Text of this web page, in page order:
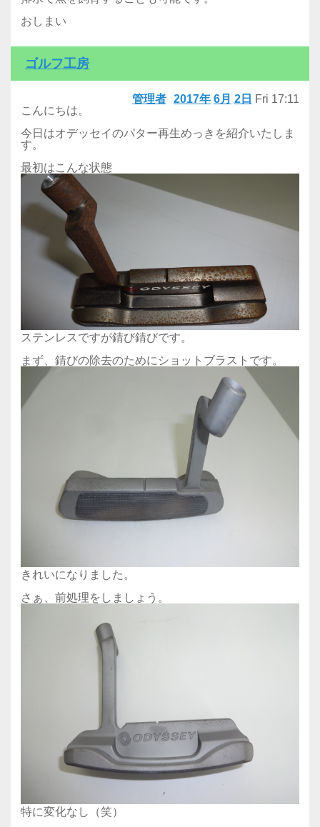
おしまい
ゴルフ工房
2017年 6月 2日 Fri 17:11
管理者
こんにちは。
今日はオデッセイのパター再生めっきを紹介いたしま
す。
最初はこんな状態
ステンレスですが錆び錆びです。
まず、錆びの除去のためにショットブラストです。
きれいになりました。
さぁ、前処理をしましょう。
特に変化なし（笑）